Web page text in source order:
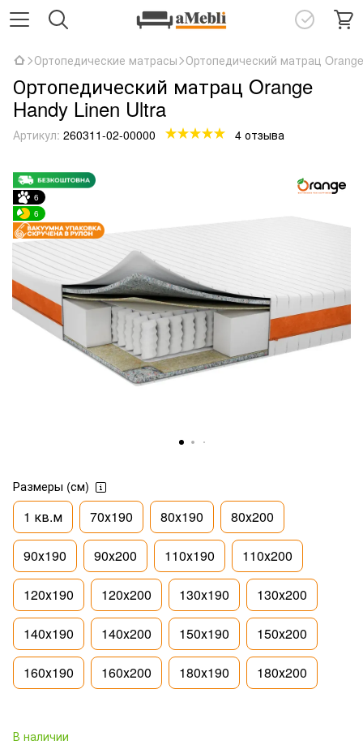
Ортопедические матрасы Ортопедический матрац
Ортопедический матрац Orange
Handy Linen Ultra
Артикул: 260311-02-00000 4 отзыва
6
6
Размеры (см)
1 кв.м 70х190 80х190 80х200
90х190 90х200 110х190 110х200
120х190 120х200 130х190 130х200
140х190 140х200 150х190 150х200
160х190 160х200 180х190 180х200
В наличии